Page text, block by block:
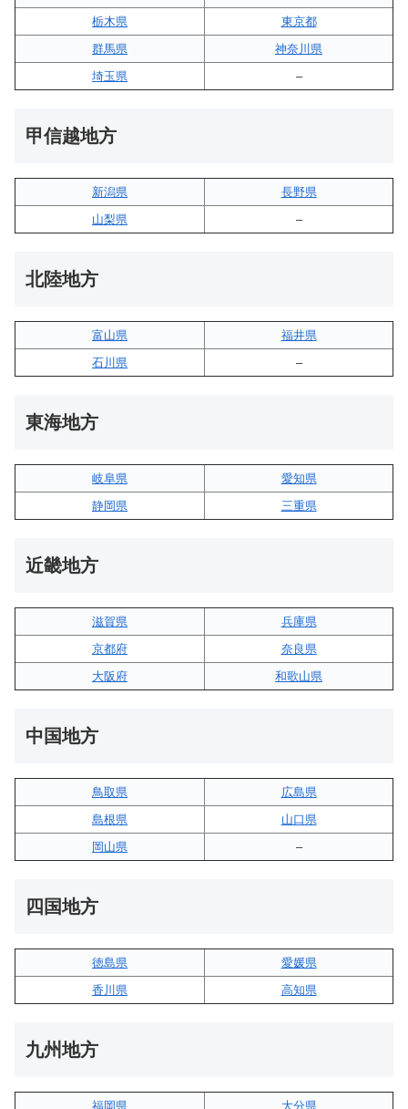
栃木県
東京都
群馬県
神奈川県
埼玉県
–
甲信越地方
新潟県
長野県
山梨県
–
北陸地方
富山県
福井県
石川県
–
東海地方
岐阜県
愛知県
静岡県
三重県
近畿地方
滋賀県
兵庫県
京都府
奈良県
大阪府
和歌山県
中国地方
鳥取県
広島県
島根県
山口県
岡山県
–
四国地方
徳島県
愛媛県
香川県
高知県
九州地方
福岡県 大分県